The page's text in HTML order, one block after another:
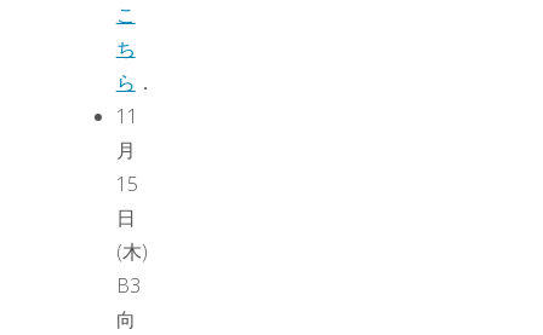
こ
ち
ら ．
11
月
15
日
(木)
B3
向